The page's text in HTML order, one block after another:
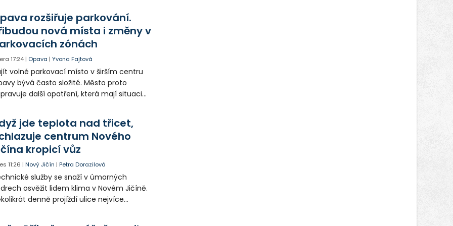
psa hledá.
rozšiřuje parkování.
nová místa i změny v
zónách
17:24 | Opava |Yvona Fajtová
volné parkovací místo v širším centru
bývá často složité. Město proto
další opatření, která mají situaci
dopravy a některé novinky čekají
řidiče v parkovacích zónách.
jde teplota nad třicet,
centrum Nového
kropicí vůz
11:26 |Nový Jičín |Petra Dorazilová
služby se snaží v úmorných
osvěžit lidem klima v Novém Jičíně.
denně projíždí ulice nejvíce